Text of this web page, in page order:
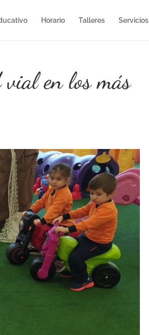
Horario Talleres Servicios
en los más